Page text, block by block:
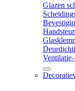
Glazen